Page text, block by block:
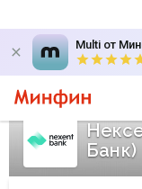
Multi от
Банк)